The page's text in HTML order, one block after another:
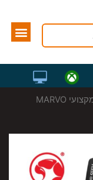
/ עכבר למחשב מקצועי MARVO